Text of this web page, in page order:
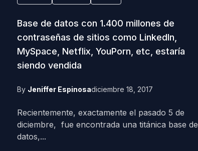
Base de datos con 1.400 millones de
contraseñas de sitios como LinkedIn,
MySpace, Netflix, YouPorn, etc, estaría
siendo vendida
By Jeniffer Espinosadiciembre 18, 2017
Recientemente, exactamente el pasado 5 de
diciembre, fue encontrada una titánica base de
datos,...